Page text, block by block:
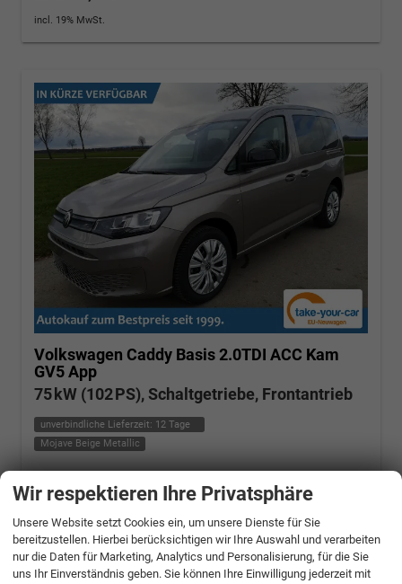
incl. 19% MwSt.
Volkswagen Caddy Basis 2.0TDI ACC Kam
GV5 App
75 kW (102 PS), Schaltgetriebe, Frontantrieb
unverbindliche Lieferzeit: 12 Tage
Mojave Beige Metallic
Fahrzeug mit Tageszulassung
Verbrauch kombiniert:
5,70 l/100km
CO2 -Emissionen: 150,00 g/km
» Angebotdetails
Wir respektieren Ihre Privatsphäre
Unsere Website setzt Cookies ein, um unsere Dienste für Sie
bereitzustellen. Hierbei berücksichtigen wir Ihre Auswahl und verarbeiten
nur die Daten für Marketing, Analytics und Personalisierung, für die Sie
uns Ihr Einverständnis geben. Sie können Ihre Einwilligung jederzeit mit